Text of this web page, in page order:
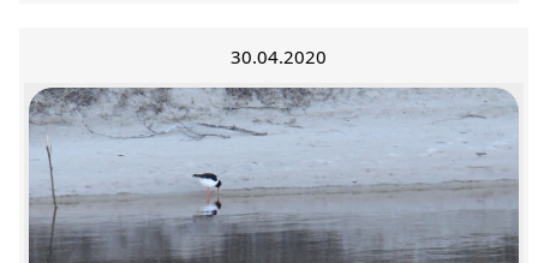
30.04.2020